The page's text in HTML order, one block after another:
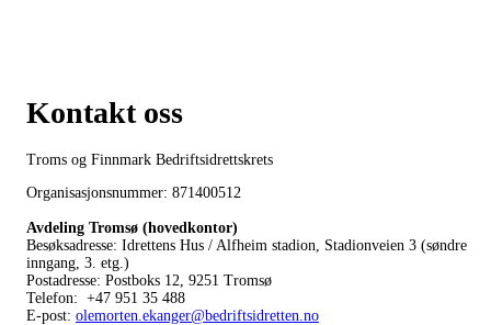
Kontakt oss
Troms og Finnmark Bedriftsidrettskrets
Organisasjonsnummer: 871400512
Avdeling Tromsø (hovedkontor)
Besøksadresse: Idrettens Hus / Alfheim stadion, Stadionveien 3 (søndre
inngang, 3. etg.)
Postadresse: Postboks 12, 9251 Tromsø
Telefon: +47 951 35 488
E-post: olemorten.ekanger@bedriftsidretten.no